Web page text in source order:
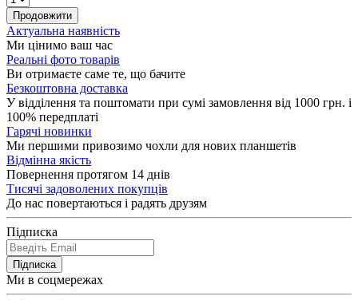
Продовжити
Актуальна наявність
Ми цінимо ваш час
Реальні фото товарів
Ви отримаєте саме те, що бачите
Безкоштовна доставка
У відділення та поштомати при сумі замовлення від 1000 грн. і
100% передплаті
Гарячі новинки
Ми першими привозимо чохли для нових планшетів
Відмінна якість
Повернення протягом 14 днів
Тисячі задоволених покупців
До нас повертаються і радять друзям
Підписка
Підписка
Ми в соцмережах